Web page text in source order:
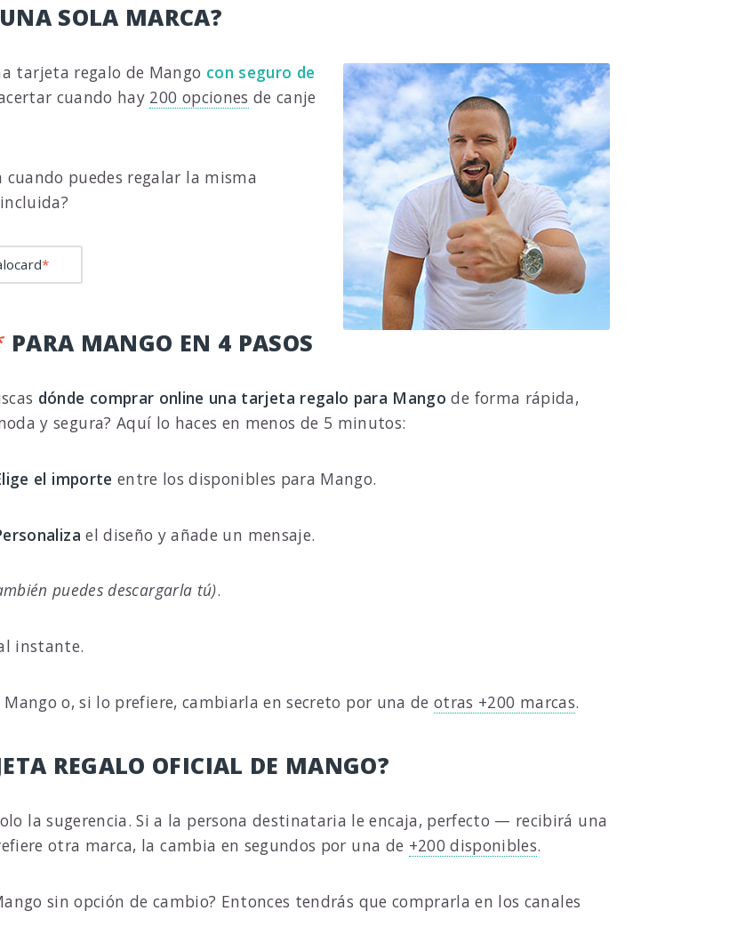
SOLA MARCA?
tarjeta regalo de Mango con seguro de
cuando hay 200 opciones de canje
puedes regalar la misma
*
PARA MANGO EN 4 PASOS
dónde comprar online una tarjeta regalo para Mango de forma rápida,
y segura? Aquí lo haces en menos de 5 minutos:
el importe entre los disponibles para Mango.
el diseño y añade un mensaje.
puedes descargarla tú).
instante.
o, si lo prefiere, cambiarla en secreto por una de otras +200 marcas.
REGALO OFICIAL DE MANGO?
la sugerencia. Si a la persona destinataria le encaja, perfecto — recibirá una
otra marca, la cambia en segundos por una de +200 disponibles.
sin opción de cambio? Entonces tendrás que comprarla en los canales